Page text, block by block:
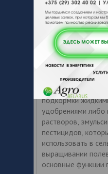
Опрыскиватель
колесах
Внесение
подкормки
удобрениями либо
растворов,
пестицидов,
использовать в
выращивании
основные функции